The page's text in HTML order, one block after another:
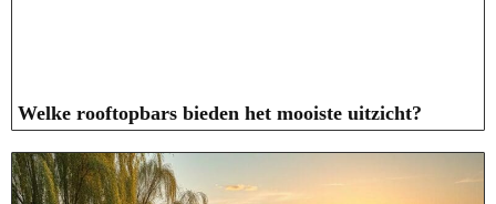
Welke rooftopbars bieden het mooiste uitzicht?